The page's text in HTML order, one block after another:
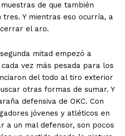
de que también
Y mientras eso ocurría, a
el aro.
mitad empezó a
vez más pesada para los
del todo al tiro exterior
otras formas de sumar. Y
defensiva de OKC. Con
jóvenes y atléticos en
a un mal defensor, son pocos